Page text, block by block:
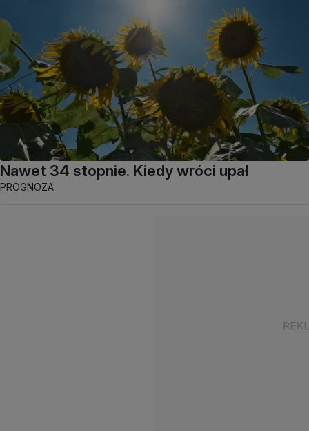
Nawet 34 stopnie. Kiedy wróci upał
PROGNOZA